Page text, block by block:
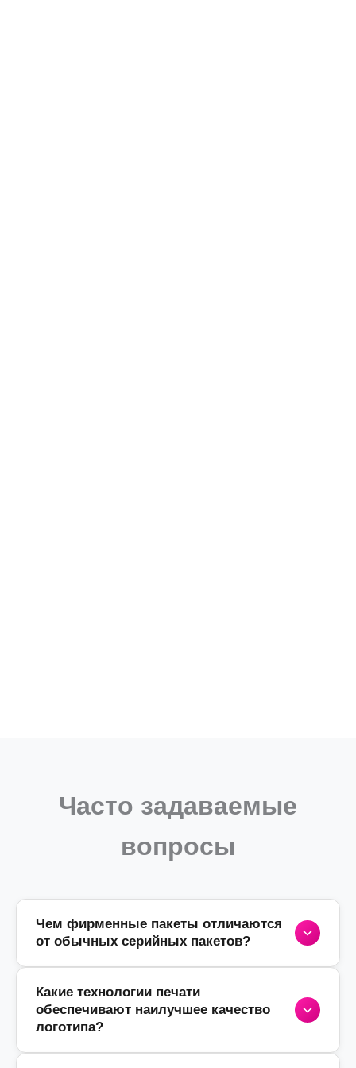
Часто задаваемые
вопросы
Чем фирменные пакеты отличаются
от обычных серийных пакетов?
Фирменные пакетыизготавливаются по
индивидуальному проекту, где каждый
параметр — от размера и материала до
Какие технологии печати
обеспечивают наилучшее качество
логотипа?